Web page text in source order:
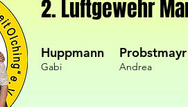
2. Luftgewehr
Huppmann Probstmayr
Gabi Andrea